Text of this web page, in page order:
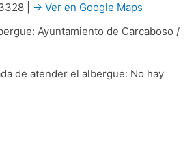
| → Ver en Google Maps
Ayuntamiento de Carcaboso /
de atender el albergue: No hay